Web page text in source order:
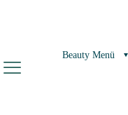
Beauty Menü